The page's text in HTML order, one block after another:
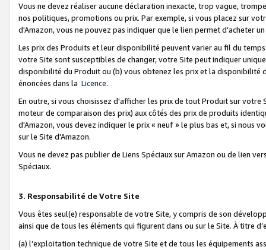
Vous ne devez réaliser aucune déclaration inexacte, trop vague,
nos politiques, promotions ou prix. Par exemple, si vous placez sur
d'Amazon, vous ne pouvez pas indiquer que le lien permet d'acheter
Les prix des Produits et leur disponibilité peuvent varier au fil du
votre Site sont susceptibles de changer, votre Site peut indiquer
disponibilité du Produit ou (b) vous obtenez les prix et la disponibilité
énoncées dans la Licence.
En outre, si vous choisissez d'afficher les prix de tout Produit sur
moteur de comparaison des prix) aux côtés des prix de produits
d'Amazon, vous devez indiquer le prix « neuf » le plus bas et, si nous
sur le Site d'Amazon.
Vous ne devez pas publier de Liens Spéciaux sur Amazon ou de lien
Spéciaux.
3. Responsabilité de Votre Site
Vous êtes seul(e) responsable de votre Site, y compris de son
ainsi que de tous les éléments qui figurent dans ou sur le Site. À titre
(a) l’exploitation technique de votre Site et de tous les équipements